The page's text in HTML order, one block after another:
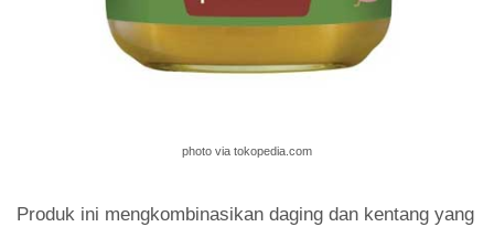
photo via tokopedia.com
Produk ini mengkombinasikan daging dan kentang yang